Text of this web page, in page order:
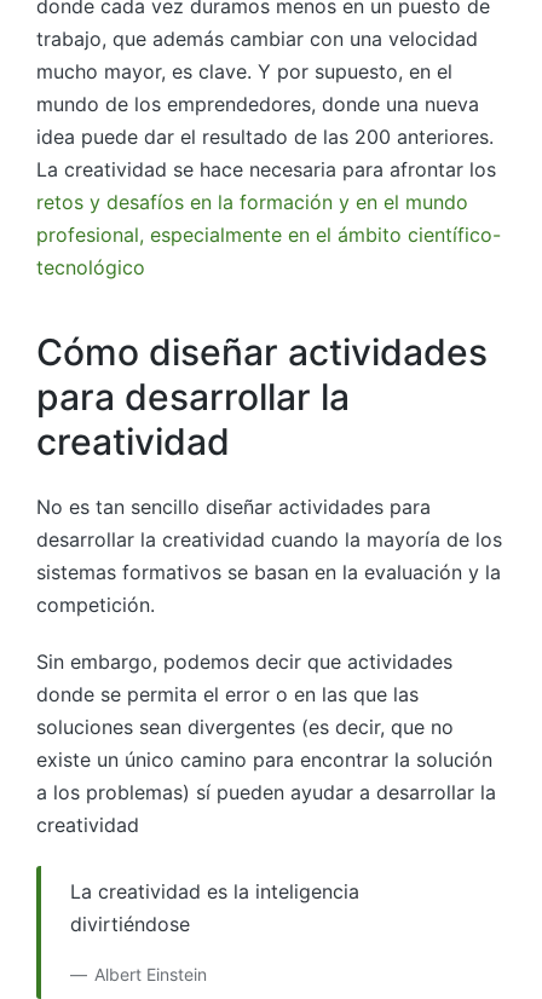
donde cada vez duramos menos en un puesto de
trabajo, que además cambiar con una velocidad
mucho mayor, es clave. Y por supuesto, en el
mundo de los emprendedores, donde una nueva
idea puede dar el resultado de las 200 anteriores.
La creatividad se hace necesaria para afrontar los
retos y desafíos en la formación y en el mundo
profesional, especialmente en el ámbito científico-
tecnológico
Cómo diseñar actividades
para desarrollar la
creatividad
No es tan sencillo diseñar actividades para
desarrollar la creatividad cuando la mayoría de los
sistemas formativos se basan en la evaluación y la
competición.
Sin embargo, podemos decir que actividades
donde se permita el error o en las que las
soluciones sean divergentes (es decir, que no
existe un único camino para encontrar la solución
a los problemas) sí pueden ayudar a desarrollar la
creatividad
La creatividad es la inteligencia
divirtiéndose
Albert Einstein